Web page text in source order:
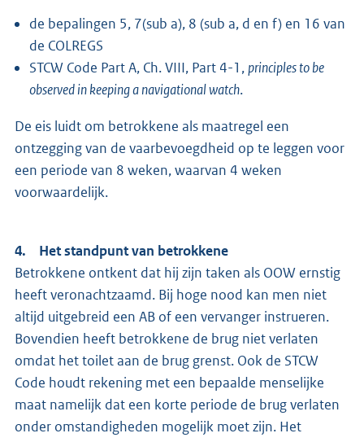
de bepalingen 5, 7(sub a), 8 (sub a, d en f) en 16 van
de COLREGS
STCW Code Part A, Ch. VIII, Part 4-1, principles to be
observed in keeping a navigational watch.
De eis luidt om betrokkene als maatregel een
ontzegging van de vaarbevoegdheid op te leggen voor
een periode van 8 weken, waarvan 4 weken
voorwaardelijk.
4. Het standpunt van betrokkene
Betrokkene ontkent dat hij zijn taken als OOW ernstig
heeft veronachtzaamd. Bij hoge nood kan men niet
altijd uitgebreid een AB of een vervanger instrueren.
Bovendien heeft betrokkene de brug niet verlaten
omdat het toilet aan de brug grenst. Ook de STCW
Code houdt rekening met een bepaalde menselijke
maat namelijk dat een korte periode de brug verlaten
onder omstandigheden mogelijk moet zijn. Het